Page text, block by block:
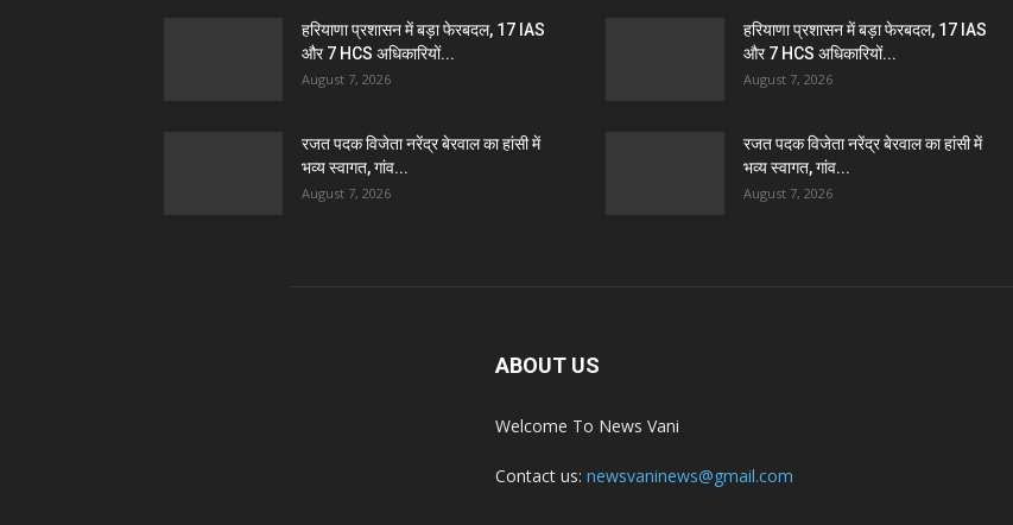
हरियाणा प्रशासन में बड़ा फेरबदल, 17 IAS
और 7 HCS अधिकारियों...
August 7, 2026
रजत पदक विजेता नरेंद्र बेरवाल का हांसी में
भव्य स्वागत, गांव...
August 7, 2026
हरियाणा प्रशासन में बड़ा फेरबदल, 17 IAS
और 7 HCS अधिकारियों...
August 7, 2026
रजत पदक विजेता नरेंद्र बेरवाल का हांसी में
भव्य स्वागत, गांव...
August 7, 2026
ABOUT US
Welcome To News Vani
Contact us: newsvaninews@gmail.com